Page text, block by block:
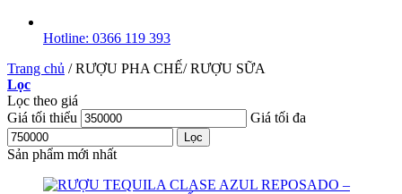
Hotline: 0366 119 393
Trang chủ /RƯỢU PHA CHẾ/ RƯỢU SỮA
Lọc
Lọc theo giá
Giá tối thiểu
Giá tối đa
Lọc
Sản phẩm mới nhất